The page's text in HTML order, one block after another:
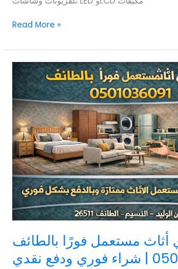
Read More »
أثاث مستعمل فورًا بالطائف
نقدي
نشتري
أثاث
مستعمل
فورًا
بالطائف
0501036091
|
شراء
فوري
ودفع
نقدي